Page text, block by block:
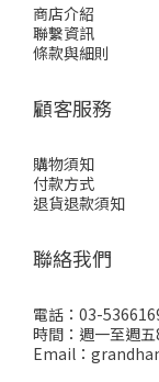
商店介紹
聯繫資訊
條款與細則
顧客服務
購物須知
付款方式
退貨退款須知
聯絡我們
電話：03-
時間：週一至週
Email：